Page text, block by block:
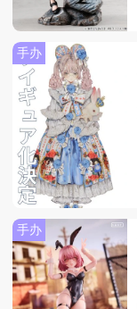
手办
手办